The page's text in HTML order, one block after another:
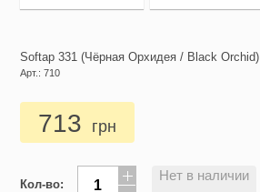
Softap 331 (Чёрная Орхидея / Black Orchid)
Арт.: 710
713 грн
Кол-во:
Нет в наличии